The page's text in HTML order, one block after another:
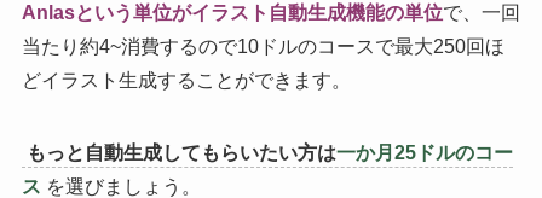
Anlasという単位がイラスト自動生成機能の単位で、一回
当たり約4~消費するので10ドルのコースで最大250回ほ
どイラスト生成することができます。
もっと自動生成してもらいたい方は一か月25ドルのコー
ス を選びましょう。